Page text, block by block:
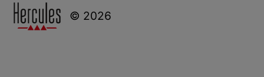
© 2026